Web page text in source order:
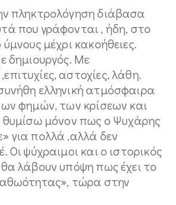
πληκτρολόγηση διάβασα
που γράφονται , ήδη, στο
μέχρι κακοήθειες.
δημιουργός. Με
αστοχίες, λάθη.
ελληνική ατμόσφαιρα
φημών, των κρίσεων και
θυμίσω μόνον πως ο Ψυχάρης
για πολλά ,αλλά δεν
Οι ψύχραιμοι και ο ιστορικός
λάβουν υπόψη πως έχει το
αθωότητας», τώρα στην